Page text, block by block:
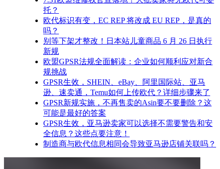
托？
欧代标识有变，EC REP 将改成 EU REP，是真的
吗？
别等下架才整改！日本站儿童商品 6 月 26 日执行
新规
欧盟GPSR法规全面解读：企业如何顺利应对新合
规挑战
GPSR生效，SHEIN、eBay、阿里国际站、亚马
逊、速卖通，Temu如何上传欧代？详细步骤来了
GPSR新规实施，不再售卖的Asin要不要删除？这
可能是最好的答案
GPSR生效，亚马逊卖家可以选择不需要警告和安
全信息？这些点要注意！
制造商与欧代信息相同会导致亚马逊店铺关联吗？